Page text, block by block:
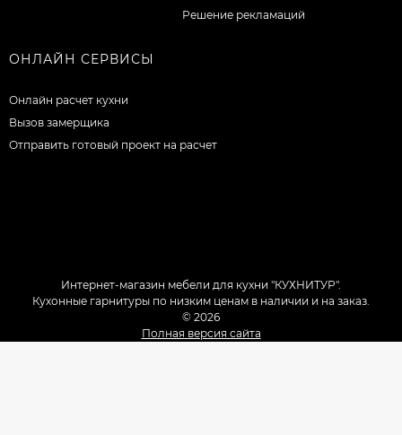
Решение рекламаций
ОНЛАЙН СЕРВИСЫ
Онлайн расчет кухни
Вызов замерщика
Отправить готовый проект на расчет
Интернет-магазин мебели для кухни "КУХНИТУР".
Кухонные гарнитуры по низким ценам в наличии и на заказ.
© 2026
Полная версия сайта